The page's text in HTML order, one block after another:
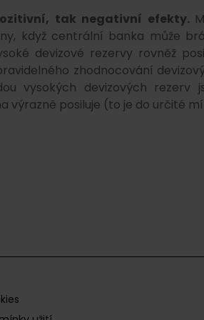
tak negativní efekty.
když centrální banka může
devizové rezervy rovněž
zhodnocování
vysokých devizových rezerv
výrazně posiluje (to je do určité